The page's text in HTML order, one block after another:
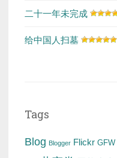
二十一年未完成
给中国人扫墓
Tags
Blog Blogger Flickr GFW